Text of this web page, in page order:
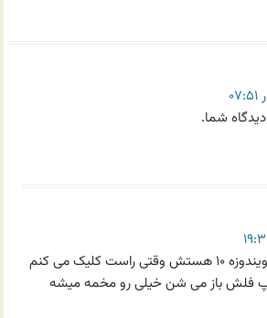
شما.
سلام ببخشید من ویندوزه ۱۰ هستش وقتی راست کلیک می کنم
فلش باز می شن خیلی رو مخمه میشه